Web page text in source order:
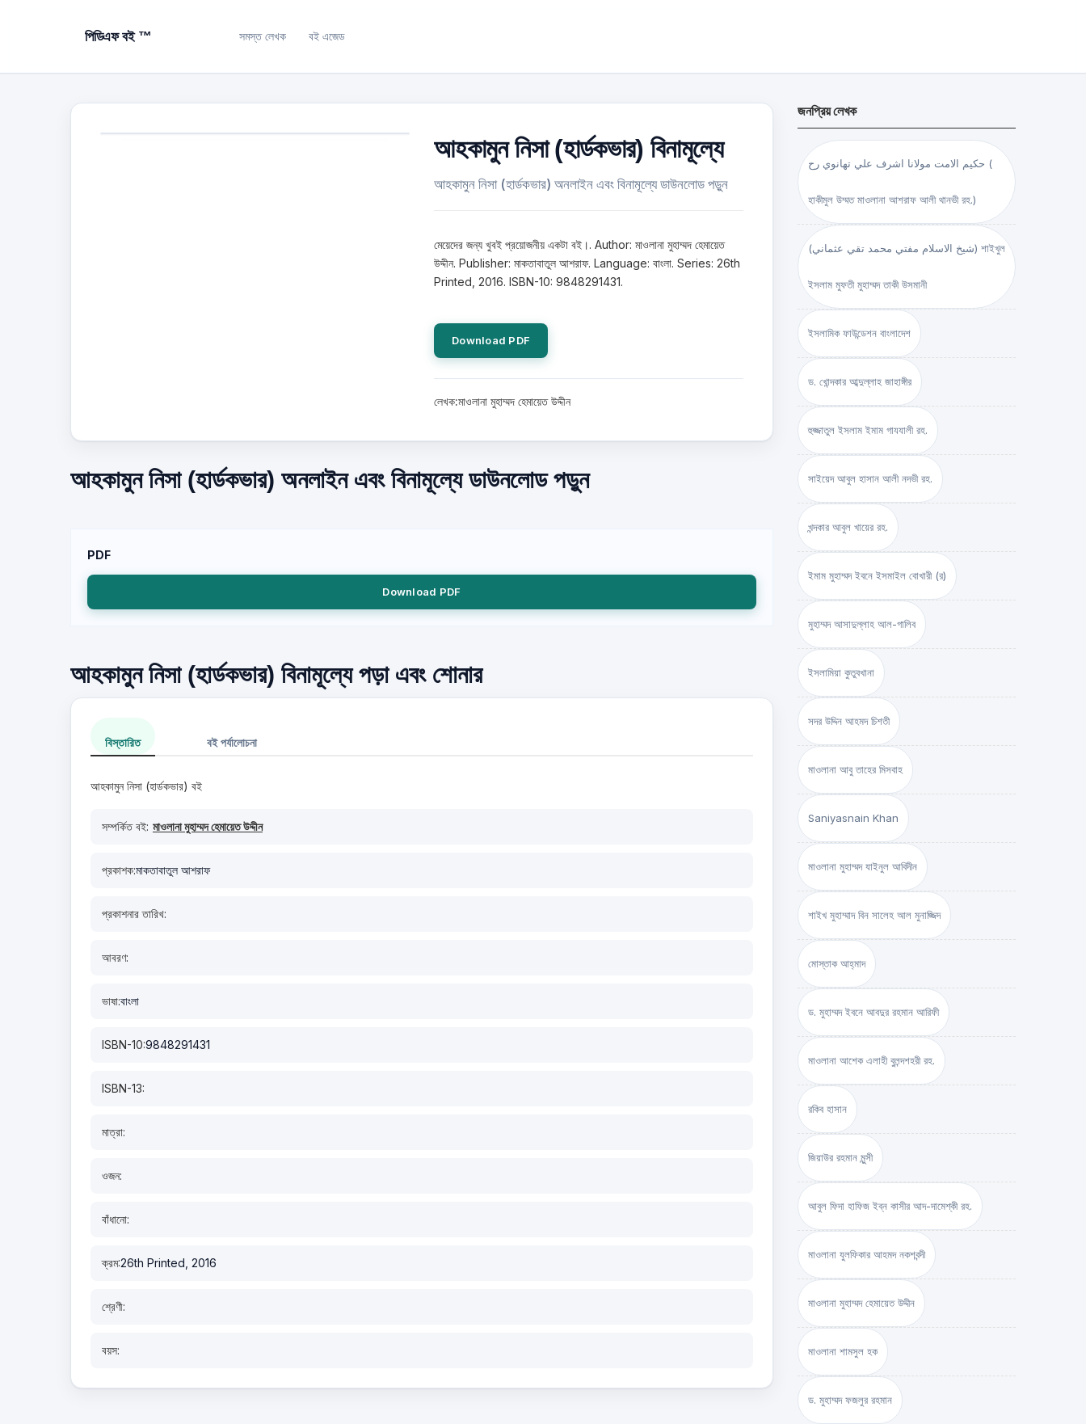
পিডিএফ বই ™ সমস্ত লেখক বই এজেড
আহকামুন নিসা (হার্ডকভার) বিনামূল্যে
আহকামুন নিসা (হার্ডকভার) অনলাইন এবং বিনামূল্যে ডাউনলোড পড়ুন
মেয়েদের জন্য খুবই প্রয়োজনীয় একটা বই।. Author: মাওলানা মুহাম্মদ হেমায়েত
উদ্দীন. Publisher: মাকতাবাতুল আশরাফ. Language: বাংলা. Series: 26th
Printed, 2016. ISBN-10: 9848291431.
Download PDF
লেখক:মাওলানা মুহাম্মদ হেমায়েত উদ্দীন
আহকামুন নিসা (হার্ডকভার) অনলাইন এবং বিনামূল্যে ডাউনলোড পড়ুন
PDF
Download PDF
আহকামুন নিসা (হার্ডকভার) বিনামূল্যে পড়া এবং শোনার
বিস্তারিত বই পর্যালোচনা
আহকামুন নিসা (হার্ডকভার) বই
সম্পর্কিত বই: মাওলানা মুহাম্মদ হেমায়েত উদ্দীন
প্রকাশক:মাকতাবাতুল আশরাফ
প্রকাশনার তারিখ:
আবরণ:
ভাষা:বাংলা
ISBN-10:9848291431
ISBN-13:
মাত্রা:
ওজন:
বাঁধানো:
ক্রম:26th Printed, 2016
শ্রেণী:
বয়স:
জনপ্রিয় লেখক
حكيم الامت مولانا اشرف علي تهانوي رح (
হাকীমুল উম্মত মাওলানা আশরাফ আলী থানভী রহ.)
(شيخ الاسلام مفتي محمد تقي عثماني) শাইখুল
ইসলাম মুফতী মুহাম্মদ তাকী উসমানী
ইসলামিক ফাউন্ডেশন বাংলাদেশ
ড. খোন্দকার আব্দুল্লাহ জাহাঙ্গীর
হুজ্জাতুল ইসলাম ইমাম গাযযালী রহ.
সাইয়েদ আবুল হাসান আলী নদভী রহ.
খন্দকার আবুল খায়ের রহ.
ইমাম মুহাম্মদ ইবনে ইসমাইল বোখারী (র)
মুহাম্মদ আসাদুল্লাহ আল-গালিব
ইসলামিয়া কুতুবখানা
সদর উদ্দিন আহমদ চিশতী
মাওলানা আবু তাহের মিসবাহ
Saniyasnain Khan
মাওলানা মুহাম্মদ যাইনুল আবিদীন
শাইখ মুহাম্মাদ বিন সালেহ আল মুনাজ্জিদ
মোস্তাক আহ্‌মাদ
ড. মুহাম্মদ ইবনে আবদুর রহমান আরিফী
মাওলানা আশেক এলাহী বুলন্দশহরী রহ.
রকিব হাসান
জিয়াউর রহমান মুন্সী
আবুল ফিদা হাফিজ ইব্‌ন কাসীর আদ-দামেশ্‌কী রহ.
মাওলানা যুলফিকার আহমদ নকশবন্দী
মাওলানা মুহাম্মদ হেমায়েত উদ্দীন
মাওলানা শামসুল হক
ড. মুহাম্মদ ফজলুর রহমান